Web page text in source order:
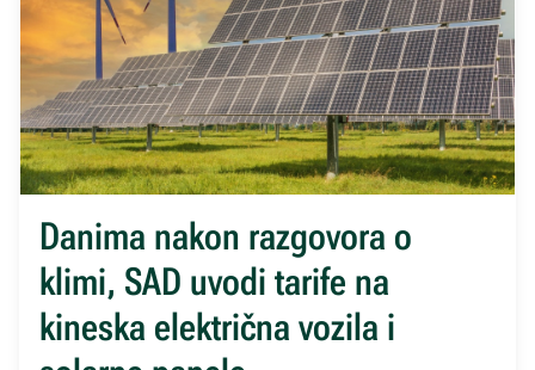
Danima nakon razgovora o
klimi, SAD uvodi tarife na
kineska električna vozila i